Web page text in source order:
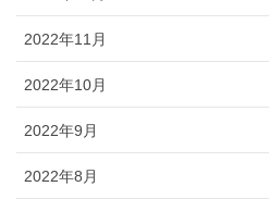
2022年11月
2022年10月
2022年9月
2022年8月